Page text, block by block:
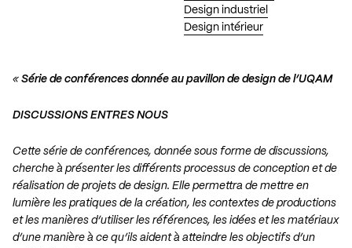
Design industriel
Design intérieur
« Série de conférences donnée au pavillon de design de l’UQAM
DISCUSSIONS ENTRES NOUS
Cette série de conférences, donnée sous forme de discussions,
cherche à présenter les différents processus de conception et de
réalisation de projets de design. Elle permettra de mettre en
lumière les pratiques de la création, les contextes de productions
et les manières d’utiliser les références, les idées et les matériaux
d’une manière à ce qu’ils aident à atteindre les objectifs d’un